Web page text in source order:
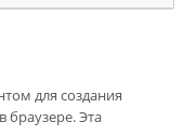
для создания
Эта